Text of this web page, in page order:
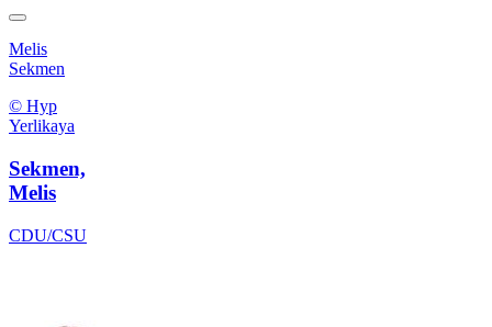
Melis
Sekmen
© Hyp
Yerlikaya
Sekmen,
Melis
CDU/CSU